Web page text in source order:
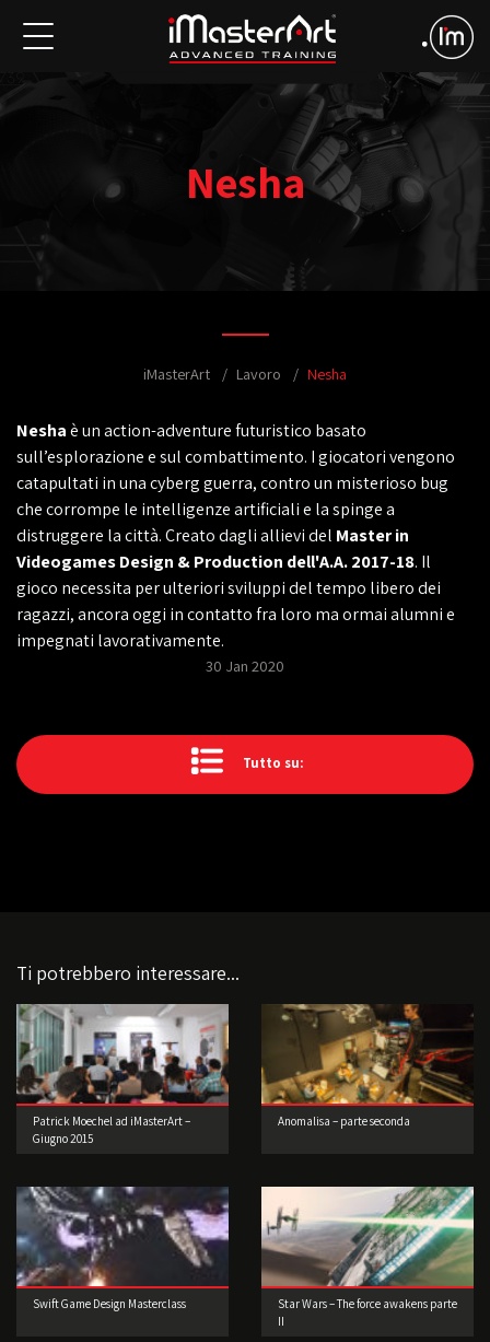
Nesha
iMasterArt Lavoro Nesha
Neshaè un action-adventure futuristico basato
sull’esplorazione e sul combattimento. I giocatori vengono
catapultati in una cyberg guerra, contro un misterioso bug
che corrompe le intelligenze artificiali e la spinge a
distruggere la città. Creato dagli allievi del Master in
Videogames Design & Production dell'A.A. 2017-18. Il
gioco necessita per ulteriori sviluppi del tempo libero dei
ragazzi, ancora oggi in contatto fra loro ma ormai alumni e
impegnati lavorativamente.
30 Jan 2020
Tutto su:
Ti potrebbero interessare...
Patrick Moechel ad iMasterArt –
Giugno 2015
Anomalisa – parte seconda
Swift Game Design Masterclass
Star Wars – The force awakens parte
II